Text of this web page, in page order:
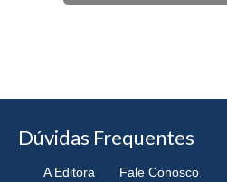
Dúvidas Frequentes
A Editora Fale Conosco